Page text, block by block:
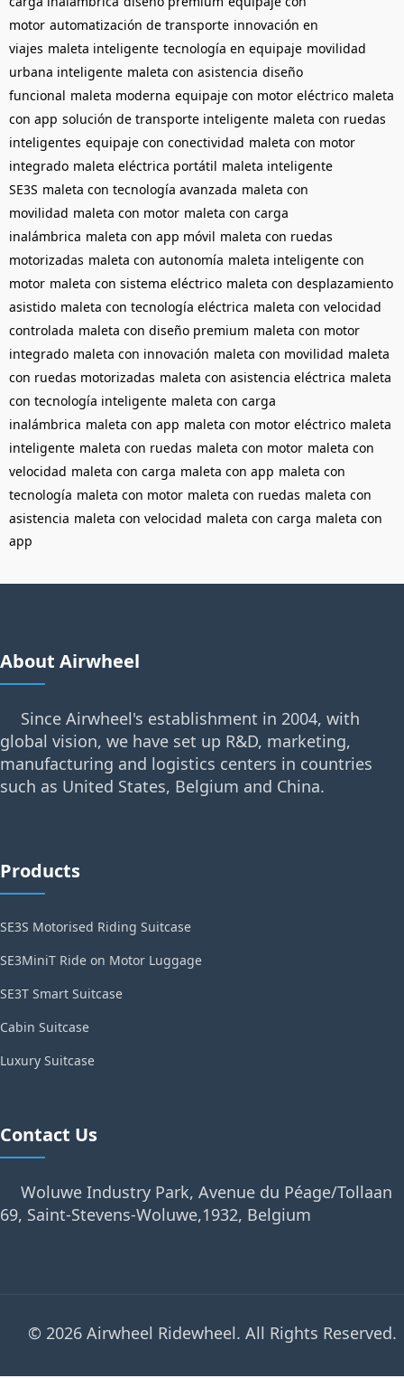
motor automatización de transporte innovación en
viajes maleta inteligente tecnología en equipaje movilidad
urbana inteligente maleta con asistencia diseño
funcional maleta moderna equipaje con motor eléctrico maleta
con app solución de transporte inteligente maleta con ruedas
inteligentes equipaje con conectividad maleta con motor
integrado maleta eléctrica portátil maleta inteligente
SE3S maleta con tecnología avanzada maleta con
movilidad maleta con motor maleta con carga
inalámbrica maleta con app móvil maleta con ruedas
motorizadas maleta con autonomía maleta inteligente con
motor maleta con sistema eléctrico maleta con desplazamiento
asistido maleta con tecnología eléctrica maleta con velocidad
controlada maleta con diseño premium maleta con motor
integrado maleta con innovación maleta con movilidad maleta
con ruedas motorizadas maleta con asistencia eléctrica maleta
con tecnología inteligente maleta con carga
inalámbrica maleta con app maleta con motor eléctrico maleta
inteligente maleta con ruedas maleta con motor maleta con
velocidad maleta con carga maleta con app maleta con
tecnología maleta con motor maleta con ruedas maleta con
asistencia maleta con velocidad maleta con carga maleta con
app
About Airwheel
Since Airwheel's establishment in 2004, with
global vision, we have set up R&D, marketing,
manufacturing and logistics centers in countries
such as United States, Belgium and China.
Products
SE3S Motorised Riding Suitcase
SE3MiniT Ride on Motor Luggage
SE3T Smart Suitcase
Cabin Suitcase
Luxury Suitcase
Contact Us
Woluwe Industry Park, Avenue du Péage/Tollaan
69, Saint-Stevens-Woluwe,1932, Belgium
© 2026 Airwheel Ridewheel. All Rights Reserved.